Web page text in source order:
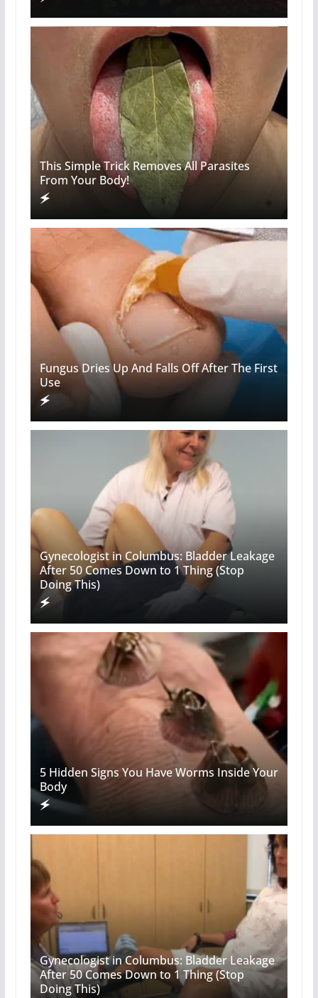
This Simple Trick Removes All Parasites
From Your Body!
Fungus Dries Up And Falls Off After The First
Use
Gynecologist in Columbus: Bladder Leakage
After 50 Comes Down to 1 Thing (Stop
Doing This)
5 Hidden Signs You Have Worms Inside Your
Body
Gynecologist in Columbus: Bladder Leakage
After 50 Comes Down to 1 Thing (Stop
Doing This)